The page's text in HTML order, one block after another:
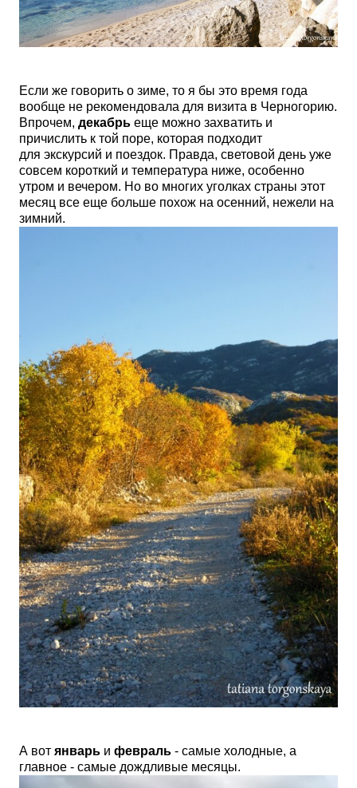
Если же говорить о зиме, то я бы это время года
вообще не рекомендовала для визита в Черногорию.
Впрочем, декабрь еще можно захватить и
причислить к той поре, которая подходит
для экскурсий и поездок. Правда, световой день уже
совсем короткий и температура ниже, особенно
утром и вечером. Но во многих уголках страны этот
месяц все еще больше похож на осенний, нежели на
зимний.
А вот январь и февраль - самые холодные, а
главное - самые дождливые месяцы.